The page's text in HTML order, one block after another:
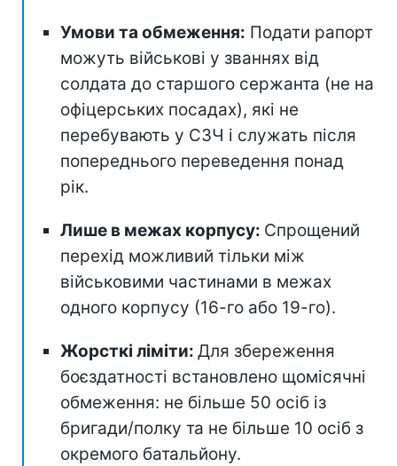
Умови та обмеження: Подати рапорт
можуть військові у званнях від
солдата до старшого сержанта (не на
офіцерських посадах), які не
перебувають у СЗЧ і служать після
попереднього переведення понад
рік.
Лише в межах корпусу: Спрощений
перехід можливий тільки між
військовими частинами в межах
одного корпусу (16-го або 19-го).
Жорсткі ліміти: Для збереження
боєздатності встановлено щомісячні
обмеження: не більше 50 осіб із
бригади/полку та не більше 10 осіб з
окремого батальйону.